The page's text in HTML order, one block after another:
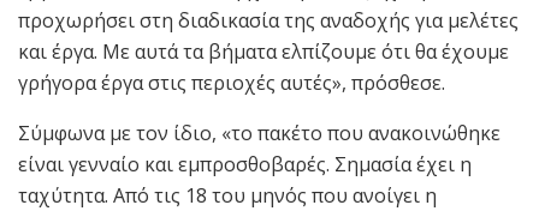
προχωρήσει στη διαδικασία της αναδοχής για μελέτες
και έργα. Με αυτά τα βήματα ελπίζουμε ότι θα έχουμε
γρήγορα έργα στις περιοχές αυτές», πρόσθεσε.
Σύμφωνα με τον ίδιο, «το πακέτο που ανακοινώθηκε
είναι γενναίο και εμπροσθοβαρές. Σημασία έχει η
ταχύτητα. Από τις 18 του μηνός που ανοίγει η